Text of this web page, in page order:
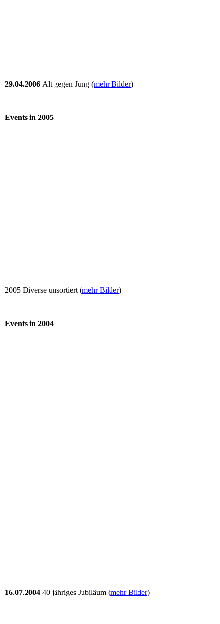
29.04.2006 Alt gegen Jung (mehr Bilder)
Events in 2005
2005 Diverse unsortiert (mehr Bilder)
Events in 2004
16.07.2004 40 jähriges Jubiläum (mehr Bilder)